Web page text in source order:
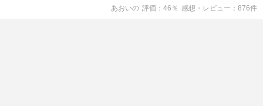
あおいの 評価 46 ％ 感想・レビュー 876件